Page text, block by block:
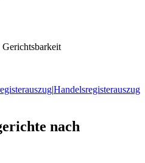
|Handelsregisterauszug
nach